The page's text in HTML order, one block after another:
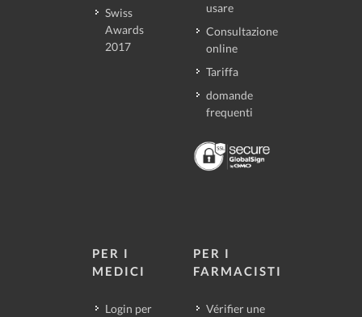
Swiss
Awards
2017
usare
Consultazione
online
Tariffa
domande
frequenti
PER I
MEDICI
Login per
PER I
FARMACISTI
Vérifier une